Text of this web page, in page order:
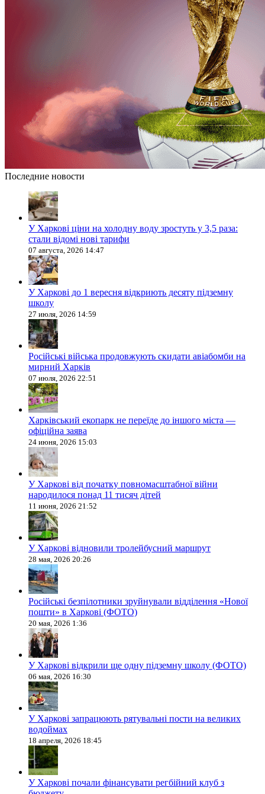
Последние новости
У Харкові ціни на холодну воду зростуть у 3,5 раза:
стали відомі нові тарифи
07 августа, 2026 14:47
У Харкові до 1 вересня відкриють десяту підземну
школу
27 июля, 2026 14:59
Російські війська продовжують скидати авіабомби на
мирний Харків
07 июля, 2026 22:51
Харківський екопарк не переїде до іншого міста —
офіційна заява
24 июня, 2026 15:03
У Харкові від початку повномасштабної війни
народилося понад 11 тисяч дітей
11 июня, 2026 21:52
У Харкові відновили тролейбусний маршрут
28 мая, 2026 20:26
Російські безпілотники зруйнували відділення «Нової
пошти» в Харкові (ФОТО)
20 мая, 2026 1:36
У Харкові відкрили ще одну підземну школу (ФОТО)
06 мая, 2026 16:30
У Харкові запрацюють рятувальні пости на великих
водоймах
18 апреля, 2026 18:45
У Харкові почали фінансувати регбійний клуб з